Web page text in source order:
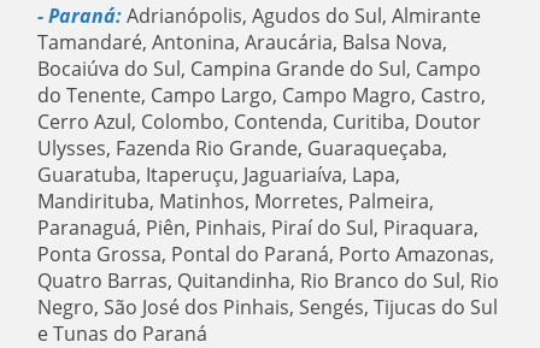
- Paraná:Adrianópolis, Agudos do Sul, Almirante
Tamandaré, Antonina, Araucária, Balsa Nova,
Bocaiúva do Sul, Campina Grande do Sul, Campo
do Tenente, Campo Largo, Campo Magro, Castro,
Cerro Azul, Colombo, Contenda, Curitiba, Doutor
Ulysses, Fazenda Rio Grande, Guaraqueçaba,
Guaratuba, Itaperuçu, Jaguariaíva, Lapa,
Mandirituba, Matinhos, Morretes, Palmeira,
Paranaguá, Piên, Pinhais, Piraí do Sul, Piraquara,
Ponta Grossa, Pontal do Paraná, Porto Amazonas,
Quatro Barras, Quitandinha, Rio Branco do Sul, Rio
Negro, São José dos Pinhais, Sengés, Tijucas do Sul
e Tunas do Paraná